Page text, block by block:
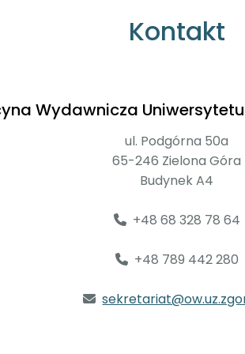
Kontakt
Wydawnicza
ul. Podgórna 50a
65-246 Zielona Góra
Budynek A4
+48 68 328 78 64
+48 789 442 280